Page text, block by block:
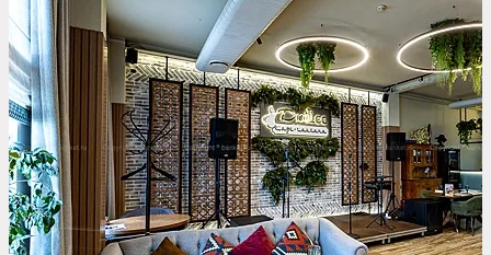
до 150 чел
Бюджет на персону
—
Важные условия